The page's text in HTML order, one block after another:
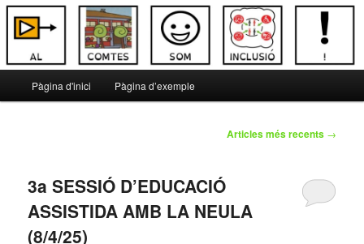
principal
Aneu
principal
Aneu
secundari
Pàgina d'inici Pàgina d’exemple
Articles més recents →
3a SESSIÓ D’EDUCACIÓ
ASSISTIDA AMB LA NEULA
(8/4/25)